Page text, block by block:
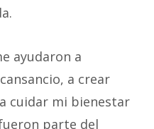
ayudaron a
a crear
cuidar mi bienestar
parte del